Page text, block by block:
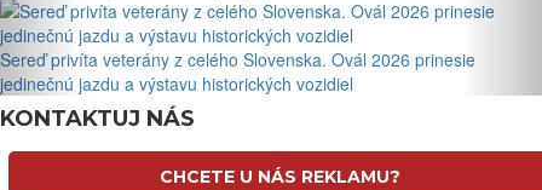
Sereď privíta veterány z celého Slovenska. Ovál 2026 prinesie
jedinečnú jazdu a výstavu historických vozidiel
KONTAKTUJ NÁS
CHCETE U NÁS REKLAMU?